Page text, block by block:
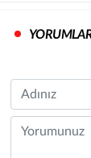
Name
Comment